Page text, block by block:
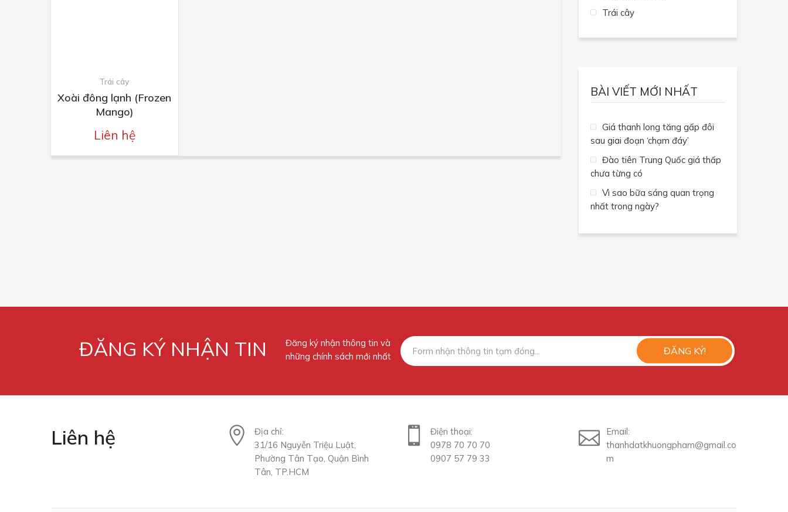
Trái cây
Xoài đông lạnh (Frozen
Mango)
Liên hệ
Trái cây
BÀI VIẾT MỚI NHẤT
Giá thanh long tăng gấp đôi
sau giai đoạn ‘chạm đáy’
Đào tiên Trung Quốc giá thấp
chưa từng có
Vì sao bữa sáng quan trọng
nhất trong ngày?
ĐĂNG KÝ NHẬN TIN
Đăng ký nhận thông tin và
những chính sách mới nhất
ĐĂNG KÝ!
Liên hệ
Địa chỉ:
31/16 Nguyễn Triệu Luật,
Phường Tân Tạo, Quận Bình
Tân, TP.HCM
Điện thoại:
0978 70 70 70
0907 57 79 33
Email:
thanhdatkhuongpham@gmail.co
m